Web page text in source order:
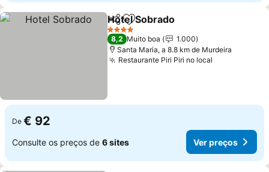
PartilharAdicionar aos favoritos
Hotel Sobrado
4 Estrelas
8,2 Muito boa
1.000
Santa Maria, a 8.8 km de Murdeira
Restaurante Piri Piri no local
De € 92
Consulte os preços de 6 sites Ver preços